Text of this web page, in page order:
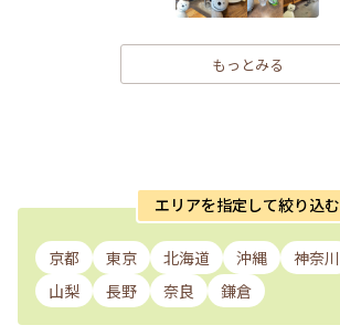
もっとみる
エリアを指定して絞り込む
京都 東京 北海道 沖縄 神奈川
山梨
長野 奈良 鎌倉